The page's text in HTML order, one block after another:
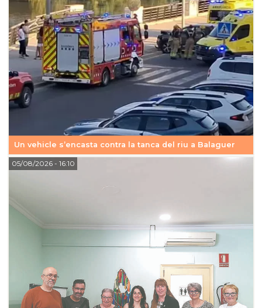
Un vehicle s’encasta contra la tanca del riu a Balaguer
05/08/2026- 16:10